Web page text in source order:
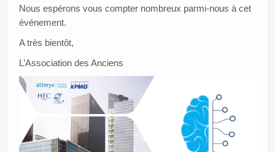
Nous espérons vous compter nombreux parmi-nous à cet
événement.
A très bientôt,
L’Association des Anciens